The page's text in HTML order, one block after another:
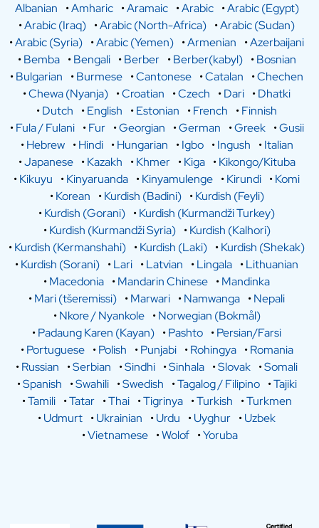
Albanian
•Amharic •Aramaic •Arabic •Arabic (Egypt)
•Arabic (Iraq) •Arabic (North-Africa) •Arabic (Sudan)
•Arabic (Syria) •Arabic (Yemen) •Armenian •Azerbaijani
•Bemba •Bengali •Berber •Berber(kabyl) •Bosnian
•Bulgarian •Burmese •Cantonese •Catalan •Chechen
•Chewa (Nyanja) •Croatian •Czech •Dari •Dhatki
•Dutch •English •Estonian •French •Finnish
•Fula / Fulani •Fur •Georgian •German •Greek •Gusii
•Hebrew •Hindi •Hungarian •Igbo •Ingush •Italian
•Japanese •Kazakh •Khmer •Kiga •Kikongo/Kituba
•Kikuyu •Kinyaruanda •Kinyamulenge •Kirundi •Komi
•Korean •Kurdish (Badini) •Kurdish (Feyli)
•Kurdish (Gorani) •Kurdish (Kurmandži Turkey)
•Kurdish (Kurmandži Syria) •Kurdish (Kalhori)
•Kurdish (Kermanshahi) •Kurdish (Laki) •Kurdish (Shekak)
•Kurdish (Sorani) •Lari •Latvian •Lingala •Lithuanian
•Macedonia •Mandarin Chinese •Mandinka
•Mari (tšeremissi) •Marwari •Namwanga •Nepali
•Nkore / Nyankole •Norwegian (Bokmål)
•Padaung Karen (Kayan) •Pashto •Persian/Farsi
•Portuguese •Polish •Punjabi •Rohingya •Romania
•Russian •Serbian •Sindhi •Sinhala •Slovak •Somali
•Spanish •Swahili •Swedish •Tagalog / Filipino •Tajiki
•Tamili •Tatar •Thai •Tigrinya •Turkish •Turkmen
•Udmurt •Ukrainian •Urdu •Uyghur •Uzbek
•Vietnamese •Wolof •Yoruba